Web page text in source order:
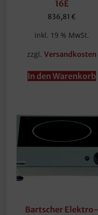
16E
836,81 €
inkl. 19 % MwSt.
zzgl.Versandkosten
In den Warenkorb
Bartscher Elektro-